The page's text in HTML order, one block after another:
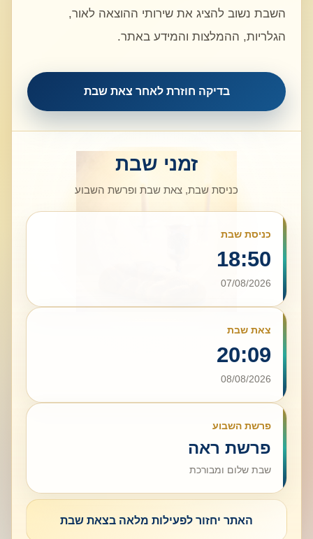
השבת נשוב להציג את שירותי ההוצאה לאור,
הגלריות, ההמלצות והמידע באתר.
בדיקה חוזרת לאחר צאת שבת
זמני שבת
כניסת שבת, צאת שבת ופרשת השבוע
כניסת שבת
18:50
07/08/2026
צאת שבת
20:09
08/08/2026
פרשת השבוע
פרשת ראה
שבת שלום ומבורכת
האתר יחזור לפעילות מלאה בצאת שבת